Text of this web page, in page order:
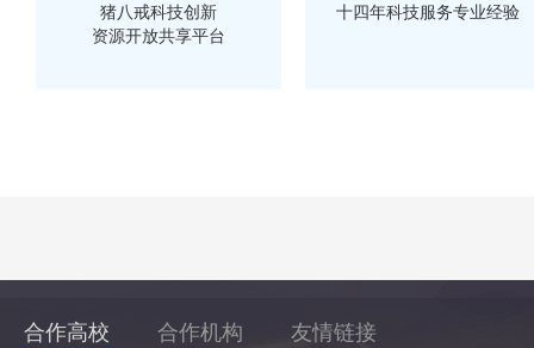
猪八戒科技创新
资源开放共享平台
十四年科技服务专业经验
合作高校 合作机构 友情链接